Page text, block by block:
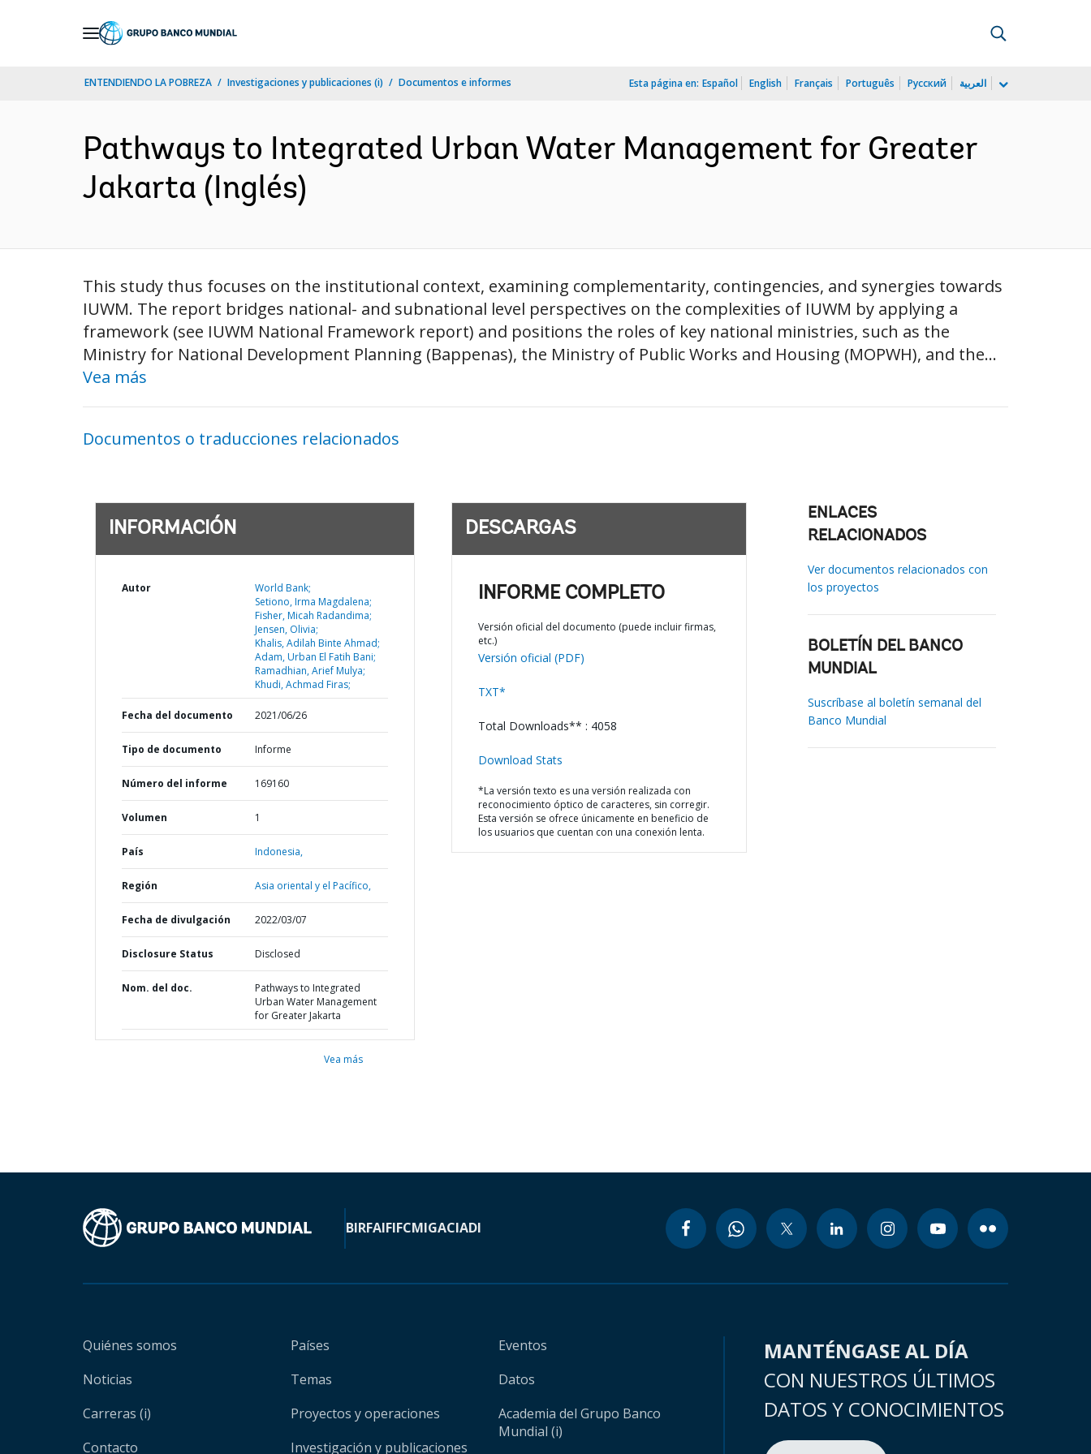
ENTENDIENDO LA POBREZA Investigaciones y publicaciones (i) Documentos e informes Esta página en: Español English Français Português Русский العربية
Pathways to Integrated Urban Water Management for Greater
Jakarta (Inglés)
This study thus focuses on the institutional context, examining complementarity, contingencies, and synergies towards
IUWM. The report bridges national- and subnational level perspectives on the complexities of IUWM by applying a
framework (see IUWM National Framework report) and positions the roles of key national ministries, such as the
Ministry for National Development Planning (Bappenas), the Ministry of Public Works and Housing (MOPWH), and the...
Vea más
Documentos o traducciones relacionados
INFORMACIÓN
Autor
World Bank;
Setiono, Irma Magdalena;
Fisher, Micah Radandima;
Jensen, Olivia;
Khalis, Adilah Binte Ahmad;
Adam, Urban El Fatih Bani;
Ramadhian, Arief Mulya;
Khudi, Achmad Firas;
Fecha del documento 2021/06/26
Tipo de documento Informe
Número del informe 169160
Volumen 1
País Indonesia,
Región Asia oriental y el Pacífico,
Fecha de divulgación 2022/03/07
Disclosure Status Disclosed
Nom. del doc.
Pathways to Integrated
Urban Water Management
for Greater Jakarta
Vea más
DESCARGAS
INFORME COMPLETO
Versión oficial del documento (puede incluir firmas,
etc.)
Versión oficial (PDF)
TXT*
Total Downloads** : 4058
Download Stats
*La versión texto es una versión realizada con
reconocimiento óptico de caracteres, sin corregir.
Esta versión se ofrece únicamente en beneficio de
los usuarios que cuentan con una conexión lenta.
ENLACES
RELACIONADOS
Ver documentos relacionados con
los proyectos
BOLETÍN DEL BANCO
MUNDIAL
Suscríbase al boletín semanal del
Banco Mundial
BIRFAIFIFCMIGACIADI
Quiénes somos
Noticias
Carreras (i)
Contacto
Países
Temas
Proyectos y operaciones
Investigación y publicaciones
Eventos
Datos
Academia del Grupo Banco
Mundial (i)
MANTÉNGASE AL DÍA
CON NUESTROS ÚLTIMOS
DATOS Y CONOCIMIENTOS